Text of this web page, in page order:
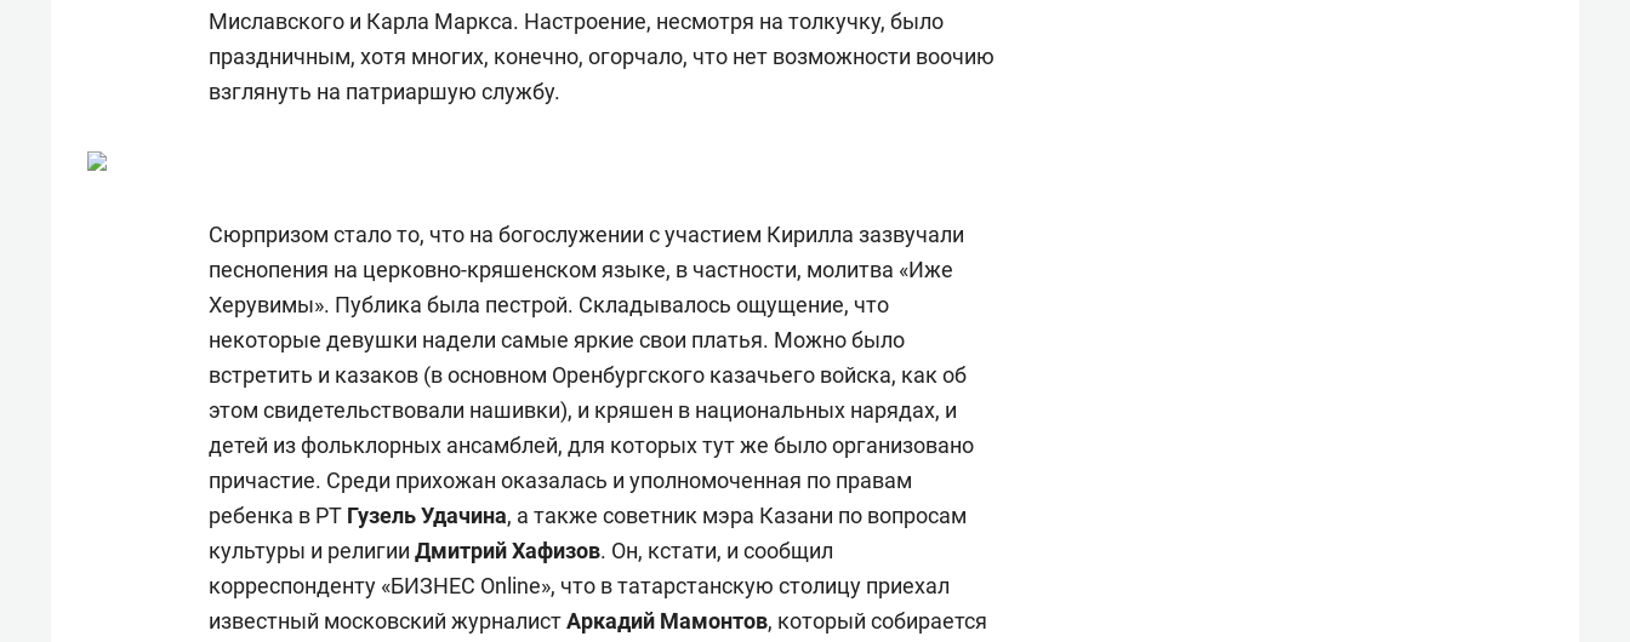
Миславского и Карла Маркса. Настроение, несмотря на толкучку, было
праздничным, хотя многих, конечно, огорчало, что нет возможности воочию
взглянуть на патриаршую службу.
Сюрпризом стало то, что на богослужении с участием Кирилла зазвучали
песнопения на церковно-кряшенском языке, в частности, молитва «Иже
Херувимы». Публика была пестрой. Складывалось ощущение, что
некоторые девушки надели самые яркие свои платья. Можно было
встретить и казаков (в основном Оренбургского казачьего войска, как об
этом свидетельствовали нашивки), и кряшен в национальных нарядах, и
детей из фольклорных ансамблей, для которых тут же было организовано
причастие. Среди прихожан оказалась и уполномоченная по правам
ребенка в РТ Гузель Удачина, а также советник мэра Казани по вопросам
культуры и религии Дмитрий Хафизов. Он, кстати, и сообщил
корреспонденту «БИЗНЕС Online», что в татарстанскую столицу приехал
известный московский журналистАркадий Мамонтов, который собирается